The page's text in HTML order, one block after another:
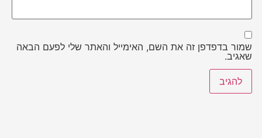
שמור בדפדפן זה את השם, האימייל והאתר שלי לפעם הבאה
שאגיב.